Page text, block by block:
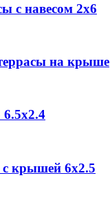
с навесом 2х6
на крыше
крышей 6х2.5